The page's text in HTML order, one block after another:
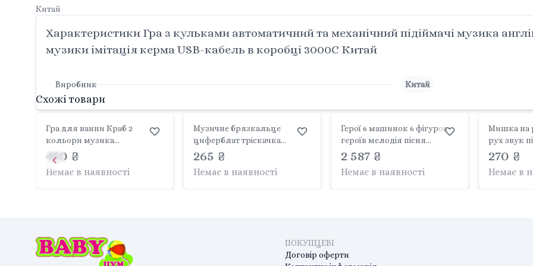
Китай
Характеристики Гра з кульками автоматичний та механічний підіймачі музика
музики імітація керма USB-кабель в коробці 3000C Китай
Виробник Китай
Схожі товари
Гра для ванни Краб 2
кольори музика
підсвічування колесо
вільного ходу водний
фонтанчик в коробці 7020
450 ₴
Немає в наявності
Музичне брязкальце
циферблат тріскачка
мелодії звуки підсвічування
пальчикова гра в коробці
855-121D Китай
265 ₴
Немає в наявності
Герої 6 машинок 6 фігурок
героїв мелодія пісня
підсвічування знімні
фігурки героїв рухомі деталі
в коробці 778 Китай
2 587 ₴
Немає в наявності
Мишка на
рух звук
USB Type-
коробці
270 ₴
Немає в
ПОКУПЦЕВІ
Договір оферти